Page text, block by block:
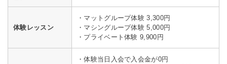
体験レッスン
・マットグループ体験 3,300円
・マシングループ体験 5,000円
・プライベート体験 9,900円
・体験当日入会で入会金が0円